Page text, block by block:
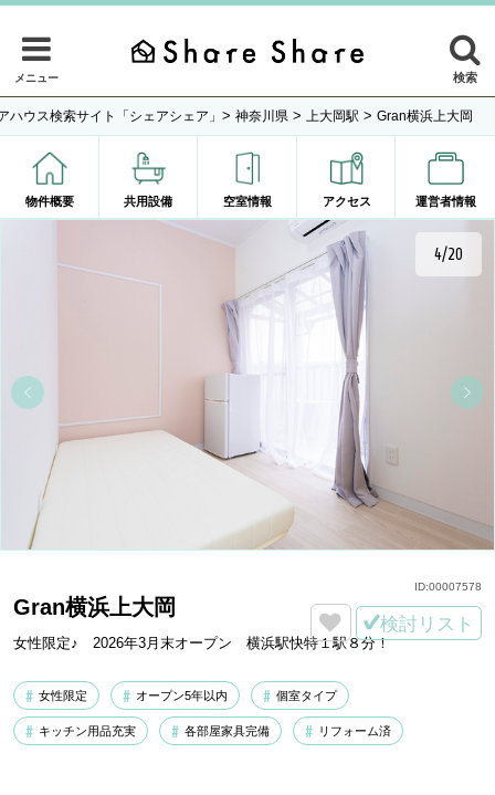
メニュー 検索
ハウス検索サイト「シェアシェア」 > 神奈川県 > 上大岡駅 > Gran横浜上大岡
物件概要 共用設備 空室情報 アクセス 運営者情報
4/20
Gran横浜上大岡
女性限定♪ 2026年3月末オープン 横浜駅快特１駅８分！
検討リスト
女性限定 オープン5年以内 個室タイプ
キッチン用品充実 各部屋家具完備 リフォーム済
ID:00007578